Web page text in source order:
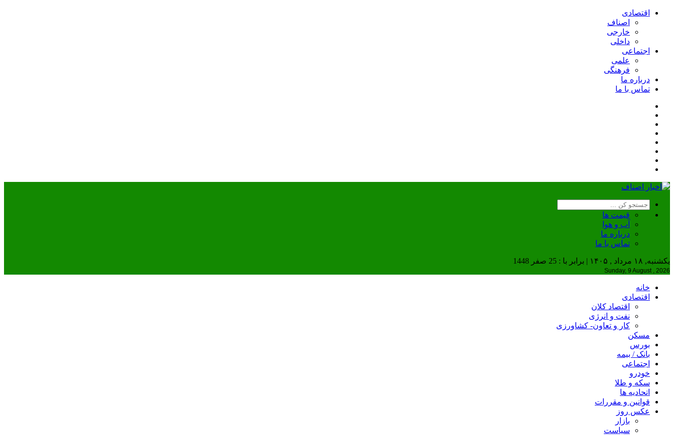
اقتصادی
اصناف
خارجی
داخلی
اجتماعی
علمی
فرهنگی
درباره ما
تماس با ما
قیمت ها
آب و هوا
درباره ما
تماس با ما
یکشنبه, ۱۸ مرداد , ۱۴۰۵ | برابر با : 25 صفر 1448
Sunday, 9 August , 2026
خانه
اقتصادی
اقتصاد کلان
نفت و انرژی
کار و تعاون- کشاورزی
مسکن
بورس
بانک / بیمه
اجتماعی
خودرو
سکه و طلا
اتحادیه ها
قوانین و مقررات
عکس روز
بازار
سیاست